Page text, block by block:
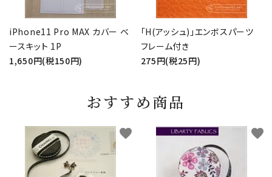
iPhone11 Pro MAX カバー ベ
ースキット 1P
1,650円(税150円)
「H(アッシュ)」エンボスパーツ
フレーム付き
275円(税25円)
おすすめ商品
favorite favorite